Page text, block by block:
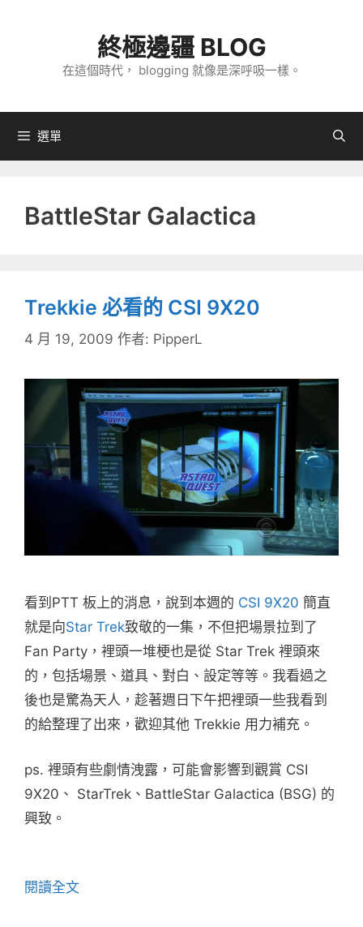
內
終極邊疆 BLOG
在這個時代， blogging 就像是深呼吸一樣。
選單
BattleStar Galactica
Trekkie 必看的 CSI 9X20
4 月 19, 2009 作者: PipperL
看到PTT 板上的消息，說到本週的 CSI 9X20 簡直
就是向Star Trek致敬的一集，不但把場景拉到了
Fan Party，裡頭一堆梗也是從 Star Trek 裡頭來
的，包括場景、道具、對白、設定等等。我看過之
後也是驚為天人，趁著週日下午把裡頭一些我看到
的給整理了出來，歡迎其他 Trekkie 用力補充。
ps. 裡頭有些劇情洩露，可能會影響到觀賞 CSI
9X20、 StarTrek、BattleStar Galactica (BSG) 的
興致。
閱讀全文